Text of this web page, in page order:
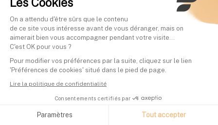
On a attendu d'être sûrs que le contenu
de ce site vous intéresse avant de vous déranger, mais on
aimerait bien vous accompagner pendant votre visite...
C'est OK pour vous ?
Pour modifier vos préférences par la suite, cliquez sur le lien
'Préférences de cookies' situé dans le pied de page.
Lire la politique de confidentialité
Consentements certifiés par
Paramètres Tout accepter
pic, qui n'a eu lieu qu'en novembre de la même année.
Sources
Chainalysis, analyse du crash crypto de mai 2021
Forbes, liquidations d'avril 2021 (plus de 10 milliards de dollars